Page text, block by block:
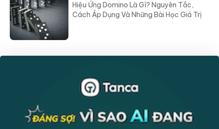
Hiệu Ứng Domino Là Gì? Nguyên Tắc,
Cách Áp Dụng Và Những Bài Học Giá Trị